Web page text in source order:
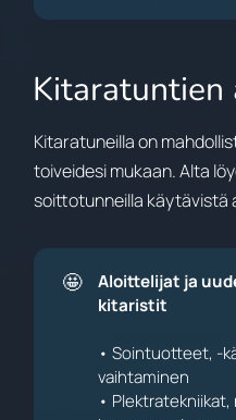
Kitaratuntien
Kitaratuneilla on
toiveidesi mukaan. Alta
soittotunneilla käytävistä
🤩
Aloittelijat ja
kitaristit
• Sointuotteet, -
vaihtaminen
•